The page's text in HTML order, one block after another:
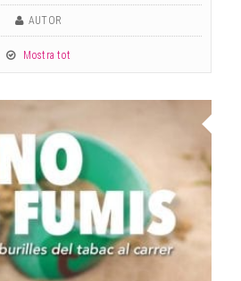
AUTOR
Mostra tot